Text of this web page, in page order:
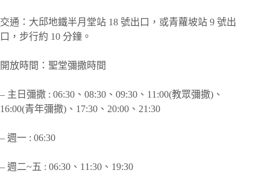
交通：大邱地鐵半月堂站 18 號出口，或青蘿坡站 9 號出
口，步行約 10 分鐘。
開放時間：聖堂彌撒時間
– 主日彌撒 : 06:30、08:30、09:30、11:00(教眾彌撒)、
16:00(青年彌撒)、17:30、20:00、21:30
– 週一 : 06:30
– 週二~五 : 06:30、11:30、19:30